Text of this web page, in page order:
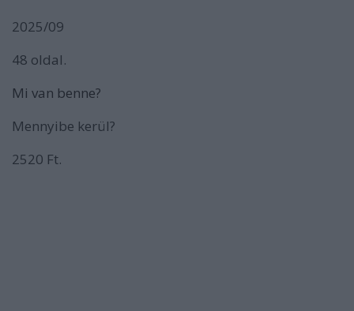
2025/09
48 oldal.
Mi van benne?
Mennyibe kerül?
2520 Ft.